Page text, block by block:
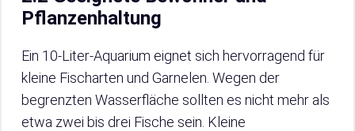
Pflanzenhaltung
Ein 10-Liter-Aquarium eignet sich hervorragend für
kleine Fischarten und Garnelen. Wegen der
begrenzten Wasserfläche sollten es nicht mehr als
etwa zwei bis drei Fische sein. Kleine